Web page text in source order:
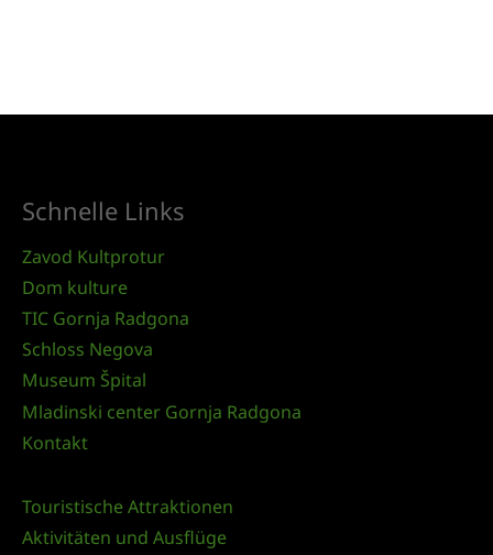
Schnelle Links
Zavod Kultprotur
Dom kulture
TIC Gornja Radgona
Schloss Negova
Museum Špital
Mladinski center Gornja Radgona
Kontakt
Touristische Attraktionen
Aktivitäten und Ausflüge